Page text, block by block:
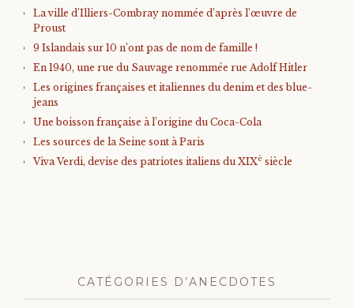
La ville d’Illiers-Combray nommée d’après l’œuvre de
Proust
9 Islandais sur 10 n’ont pas de nom de famille !
En 1940, une rue du Sauvage renommée rue Adolf Hitler
Les origines françaises et italiennes du denim et des blue-
jeans
Une boisson française à l’origine du Coca-Cola
Les sources de la Seine sont à Paris
Viva Verdi, devise des patriotes italiens du XIXè siècle
CATÉGORIES D’ANECDOTES